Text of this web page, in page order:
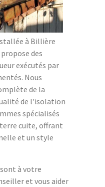
à Billière
des
exécutés par
Nous
de la
de l'isolation
spécialisés
cuite, offrant
et un style
à votre
et vous aider